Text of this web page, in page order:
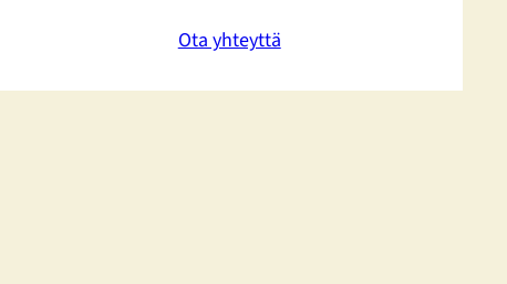
Ota yhteyttä